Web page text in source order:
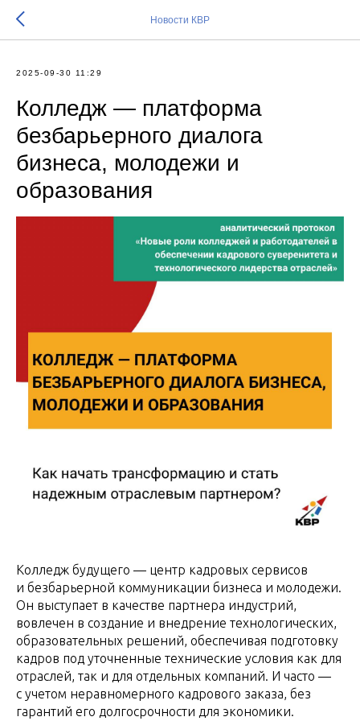
Новости КВР
2025-09-30 11:29
Колледж — платформа
безбарьерного диалога
бизнеса, молодежи и
образования
Колледж будущего — центр кадровых сервисов
и безбарьерной коммуникации бизнеса и молодежи.
Он выступает в качестве партнера индустрий,
вовлечен в создание и внедрение технологических,
образовательных решений, обеспечивая подготовку
кадров под уточненные технические условия как для
отраслей, так и для отдельных компаний. И часто —
с учетом неравномерного кадрового заказа, без
гарантий его долгосрочности для экономики.